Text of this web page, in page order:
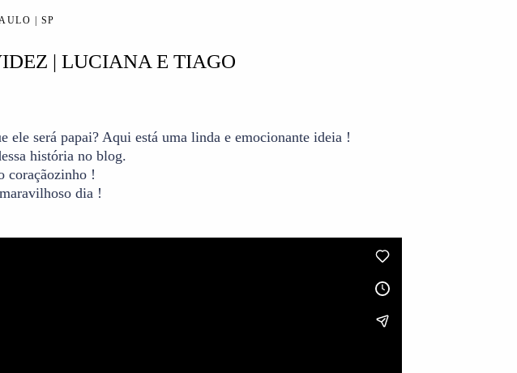
| SP
| LUCIANA E TIAGO
ele será papai? Aqui está uma linda e emocionante ideia !
história no blog.
coraçãozinho !
dia !